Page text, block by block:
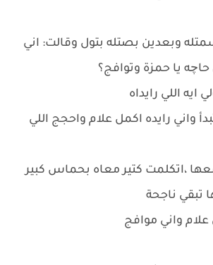
وبعدين بصتله بتول وقالت: اني
يا حمزة وتوافج؟
ايه اللي رايداه
واني رايده اكمل علام واحجج اللي
،اتكلمت كتير معاه بحماس كبير
تبقي ناجحة
علام واني موافج